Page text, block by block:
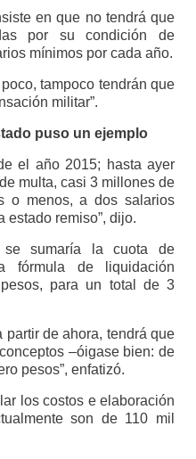
en que no tendrá que
por su condición de
mínimos por cada año.
tampoco tendrán que
militar”.
puso un ejemplo
el año 2015; hasta ayer
multa, casi 3 millones de
o menos, a dos salarios
estado remiso”, dijo.
sumaría la cuota de
fórmula de liquidación
para un total de 3
partir de ahora, tendrá que
–óigase bien: de
pesos”, enfatizó.
los costos e elaboración
son de 110 mil